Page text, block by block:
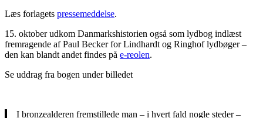
Læs forlagets pressemeddelse.
15. oktober udkom Danmarkshistorien også som lydbog indlæst
fremragende af Paul Becker for Lindhardt og Ringhof lydbøger –
den kan blandt andet findes på e-reolen.
Se uddrag fra bogen under billedet
I bronzealderen fremstillede man – i hvert fald nogle steder –